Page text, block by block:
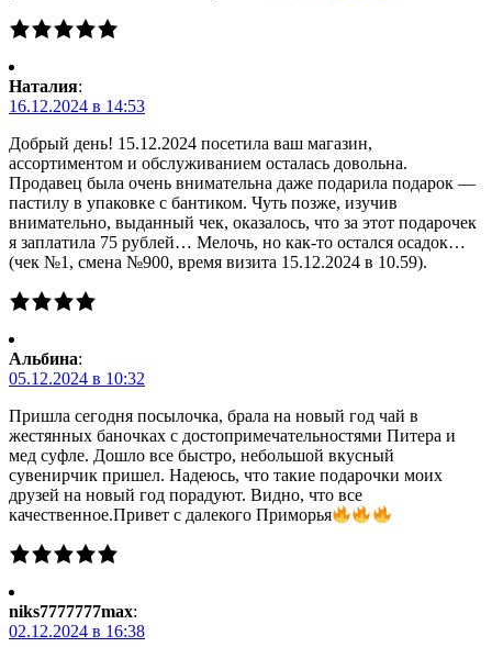
Наталия:
16.12.2024 в 14:53
Добрый день! 15.12.2024 посетила ваш магазин,
ассортиментом и обслуживанием осталась довольна.
Продавец была очень внимательна даже подарила подарок —
пастилу в упаковке с бантиком. Чуть позже, изучив
внимательно, выданный чек, оказалось, что за этот подарочек
я заплатила 75 рублей… Мелочь, но как-то остался осадок…
(чек №1, смена №900, время визита 15.12.2024 в 10.59).
Альбина:
05.12.2024 в 10:32
Пришла сегодня посылочка, брала на новый год чай в
жестянных баночках с достопримечательностями Питера и
мед суфле. Дошло все быстро, небольшой вкусный
сувенирчик пришел. Надеюсь, что такие подарочки моих
друзей на новый год порадуют. Видно, что все
качественное.Привет с далекого Приморья
niks7777777max:
02.12.2024 в 16:38